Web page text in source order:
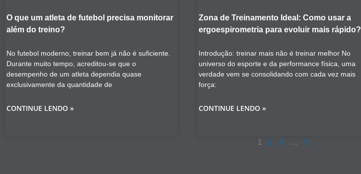
O que um atleta de futebol precisa monitorar
além do treino?
No futebol moderno, treinar bem já não é suficiente.
Durante muito tempo, acreditou-se que o
desempenho de um atleta dependia quase
exclusivamente da quantidade de
CONTINUE LENDO »
Zona de Treinamento Ideal: Como usar a
ergoespirometria para evoluir mais rápido?
Introdução: treinar mais não é treinar melhor No
universo do esporte e da performance física, uma
verdade vem se consolidando com cada vez mais
força:
CONTINUE LENDO »
1 2 3 … 5